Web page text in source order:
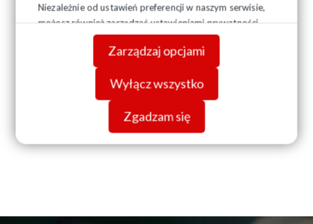
Niezależnie od ustawień preferencji w naszym serwisie,
możesz również zarządzać ustawieniami prywatności
swojej przeglądarki. Więcej informacji o przetwarzaniu
danych znajdziesz wPolityce prywatności.
Zarządzaj opcjami
Wyłącz wszystko
Zgadzam się